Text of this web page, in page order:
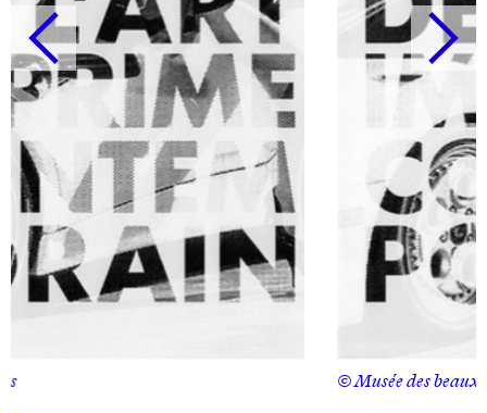
© Musée des beaux-arts